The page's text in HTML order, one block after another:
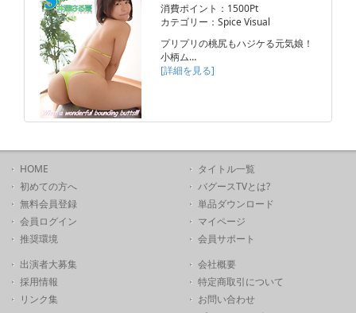
消費ポイント：1500Pt
カテゴリー：Spice Visual
プリプリの桃尻もハジケる元気娘！
小柄ム…
[詳細を見る]
HOME
初めての方へ
無料会員登録
会員ログイン
推奨環境
タイトル一覧
バグースTVとは?
単品ダウンロード
マイページ
会員サポート
出演者大募集
採用情報
リンク集
会社概要
特定商取引について
お問い合わせ